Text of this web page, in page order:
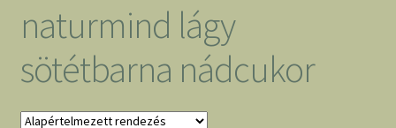
naturmind lágy
sötétbarna nádcukor